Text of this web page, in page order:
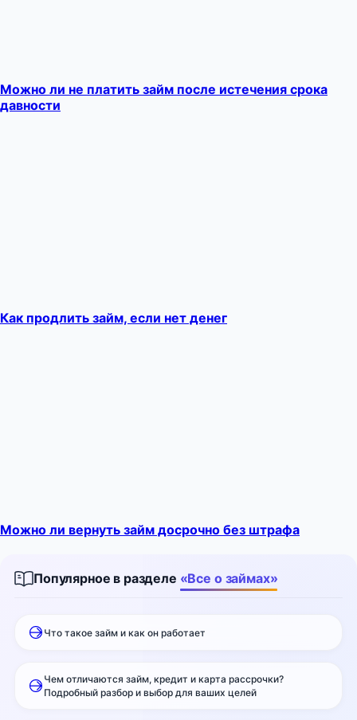
Можно ли не платить займ после истечения срока
давности
Как продлить займ, если нет денег
Можно ли вернуть займ досрочно без штрафа
Популярное в разделе «Все о займах»
Что такое займ и как он работает
Чем отличаются займ, кредит и карта рассрочки?
Подробный разбор и выбор для ваших целей